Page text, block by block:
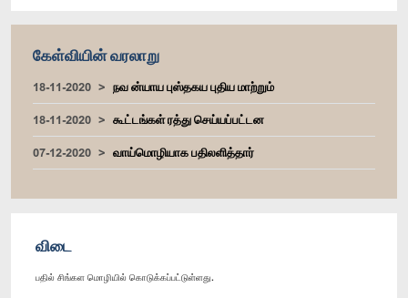
கேள்வியின் வரலாறு
18-11-2020
நவ ன்யாய புஸ்தகய புதிய மாற்றும்
18-11-2020
கூட்டங்கள் ரத்து செய்யப்பட்டன
07-12-2020
வாய்மொழியாக பதிலளித்தார்
விடை
பதில் சிங்கள மொழியில் கொடுக்கப்பட்டுள்ளது.